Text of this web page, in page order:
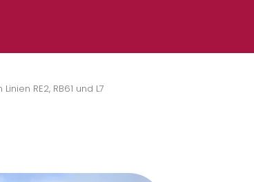
RE2, RB61 und L7